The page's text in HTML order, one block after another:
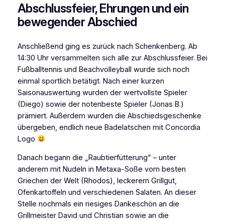
Abschlussfeier, Ehrungen und ein
bewegender Abschied
Anschließend ging es zurück nach Schenkenberg. Ab
14:30 Uhr versammelten sich alle zur Abschlussfeier. Bei
Fußballtennis und Beachvolleyball wurde sich noch
einmal sportlich betätigt. Nach einer kurzen
Saisonauswertung wurden der wertvollste Spieler
(Diego) sowie der notenbeste Spieler (Jonas B.)
prämiert. Außerdem wurden die Abschiedsgeschenke
übergeben, endlich neue Badelatschen mit Concordia
Logo
Danach begann die „Raubtierfütterung“ – unter
anderem mit Nudeln in Metaxa-Soße vom besten
Griechen der Welt (Rhodos), leckerem Grillgut,
Ofenkartoffeln und verschiedenen Salaten. An dieser
Stelle nochmals ein riesiges Dankeschön an die
Grillmeister David und Christian sowie an die